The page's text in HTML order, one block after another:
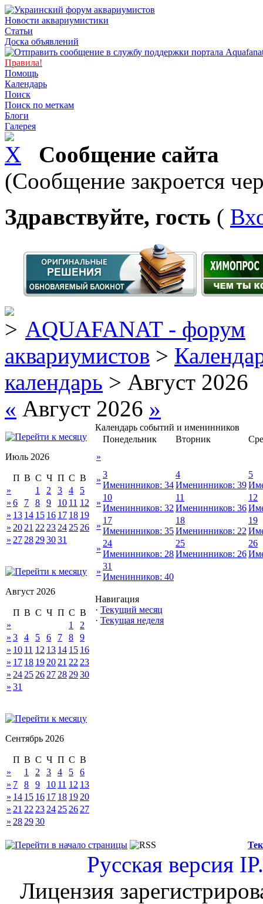
Новости аквариумистики
Статьи
Доска объявлений
Правила!
Помощь
Календарь
Поиск
Поиск по меткам
Блоги
Галерея
Сообщение сайта
(Сообщение закроется
Здравствуйте, гость (
AQUAFANAT - форум
аквариумистов >
календарь > Август 2026
« Август 2026 »
Июль 2026
П В С Ч П С В
»
1 2 3 4
5
» 6 7 8 9 10 11 12
» 13 14 15 16 17 18 19
» 20 21 22 23 24 25 26
» 27 28 293031
Август 2026
П В С Ч П С В
»
1
2
» 3 4 5 6 7 8
9
» 10 11 12 13 14 15 16
» 17 18 19 20 21 22 23
» 24 25 26 27 28 2930
» 31
Сентябрь 2026
П В С Ч П С В
»
1 2 3 4 5
6
» 7 8 9 10 11 12 13
» 14 15 16 17 18 19 20
» 21 22 23 24 25 26 27
» 28 2930
Календарь событий и именинников
Понедельник
Вторник
»
»
3
Именинников: 34
4
Именинников: 39
5
»
10
Именинников: 32
11
Именинников: 36
12
»
17
Именинников: 35
18
Именинников: 22
19
»
24
Именинников: 28
25
Именинников: 26
26
»
31
Именинников: 40
Навигация
· Текущий месяц
· Текущая неделя
Русская версия
Лицензия